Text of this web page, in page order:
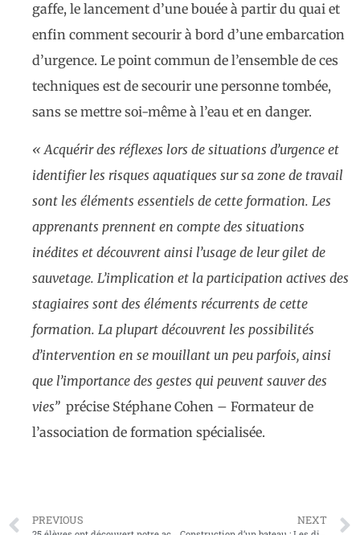
gaffe, le lancement d’une bouée à partir du quai et
enfin comment secourir à bord d’une embarcation
d’urgence. Le point commun de l’ensemble de ces
techniques est de secourir une personne tombée,
sans se mettre soi-même à l’eau et en danger.
« Acquérir des réflexes lors de situations d’urgence et
identifier les risques aquatiques sur sa zone de travail
sont les éléments essentiels de cette formation. Les
apprenants prennent en compte des situations
inédites et découvrent ainsi l’usage de leur gilet de
sauvetage. L’implication et la participation actives des
stagiaires sont des éléments récurrents de cette
formation. La plupart découvrent les possibilités
d’intervention en se mouillant un peu parfois, ainsi
que l’importance des gestes qui peuvent sauver des
vies” précise Stéphane Cohen – Formateur de
l’association de formation spécialisée.
PREVIOUS NEXT